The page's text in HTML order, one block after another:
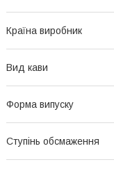
Країна виробник
Вид кави
Форма випуску
Ступінь обсмаження